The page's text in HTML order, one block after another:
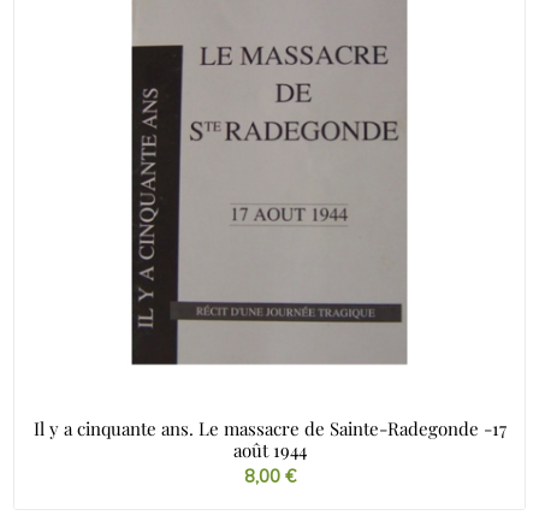
Il y a cinquante ans. Le massacre de Sainte-Radegonde -17
août 1944
8,00 €